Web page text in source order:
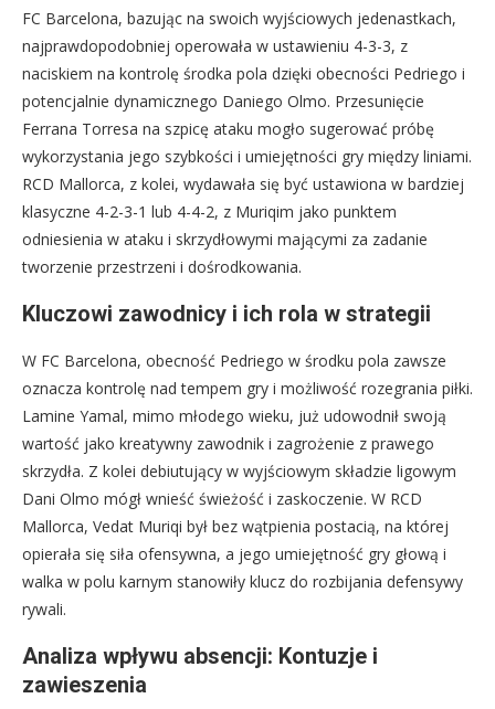
FC Barcelona, bazując na swoich wyjściowych jedenastkach,
najprawdopodobniej operowała w ustawieniu 4-3-3, z
naciskiem na kontrolę środka pola dzięki obecności Pedriego i
potencjalnie dynamicznego Daniego Olmo. Przesunięcie
Ferrana Torresa na szpicę ataku mogło sugerować próbę
wykorzystania jego szybkości i umiejętności gry między liniami.
RCD Mallorca, z kolei, wydawała się być ustawiona w bardziej
klasyczne 4-2-3-1 lub 4-4-2, z Muriqim jako punktem
odniesienia w ataku i skrzydłowymi mającymi za zadanie
tworzenie przestrzeni i dośrodkowania.
Kluczowi zawodnicy i ich rola w strategii
W FC Barcelona, obecność Pedriego w środku pola zawsze
oznacza kontrolę nad tempem gry i możliwość rozegrania piłki.
Lamine Yamal, mimo młodego wieku, już udowodnił swoją
wartość jako kreatywny zawodnik i zagrożenie z prawego
skrzydła. Z kolei debiutujący w wyjściowym składzie ligowym
Dani Olmo mógł wnieść świeżość i zaskoczenie. W RCD
Mallorca, Vedat Muriqi był bez wątpienia postacią, na której
opierała się siła ofensywna, a jego umiejętność gry głową i
walka w polu karnym stanowiły klucz do rozbijania defensywy
rywali.
Analiza wpływu absencji: Kontuzje i
zawieszenia